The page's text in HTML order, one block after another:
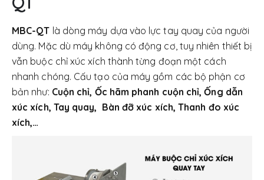
MBC-QT là dòng máy dựa vào lực tay quay của người
dùng. Mặc dù máy không có động cơ, tuy nhiên thiết bị
vẫn buộc chỉ xúc xích thành từng đoạn một cách
nhanh chóng. Cấu tạo của máy gồm các bộ phận cơ
bản như: Cuộn chỉ, Ốc hãm phanh cuộn chỉ, Ống dẫn
xúc xích, Tay quay, Bàn đỡ xúc xích, Thanh đo xúc
xích,…